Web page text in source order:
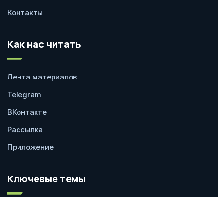
Контакты
Как нас читать
Лента материалов
Telegram
ВКонтакте
Рассылка
Приложение
Ключевые темы